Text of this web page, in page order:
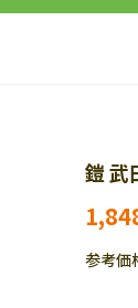
鎧
参考価